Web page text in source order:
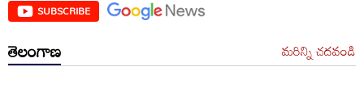
SUBSCRIBE
తెలంగాణ మరిన్ని చదవండి